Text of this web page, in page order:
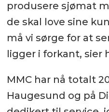
produsere sjømat
de skal love sine
må vi sørge for at
ligger i forkant, sier
MMC har nå totalt
Haugesund og på